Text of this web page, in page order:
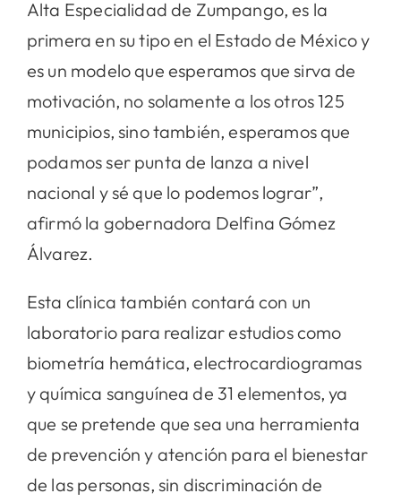
Alta Especialidad de Zumpango, es la
primera en su tipo en el Estado de México y
es un modelo que esperamos que sirva de
motivación, no solamente a los otros 125
municipios, sino también, esperamos que
podamos ser punta de lanza a nivel
nacional y sé que lo podemos lograr”,
afirmó la gobernadora Delfina Gómez
Álvarez.
Esta clínica también contará con un
laboratorio para realizar estudios como
biometría hemática, electrocardiogramas
y química sanguínea de 31 elementos, ya
que se pretende que sea una herramienta
de prevención y atención para el bienestar
de las personas, sin discriminación de